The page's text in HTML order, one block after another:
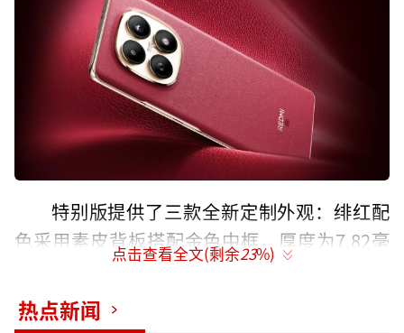
特别版提供了三款全新定制外观：绯红配
色采用素皮背板搭配金色中框，厚度为7.82毫
米；碳黑配色主打极致轻薄，厚度仅7.35毫
米；霜白配色厚度为7.4毫米。
点击查看全文(剩余23%)
热点新闻